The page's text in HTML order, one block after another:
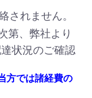
されません。
第、弊社より
状況のご確認
方では諸経費の